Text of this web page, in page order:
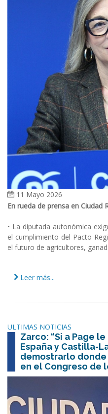
11 Mayo 2026
En rueda de prensa en Ciudad
• La diputada autonómica
el cumplimiento del Pacto
el futuro de agricultores,
Leer más...
ULTIMAS NOTICIAS
Zarco: “Si a Page
España y Castilla-
demostrarlo
en el Congreso de